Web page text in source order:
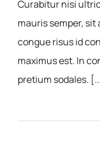
Curabitur nisi
mauris semper,
congue risus id
maximus est. In
pretium sodales.